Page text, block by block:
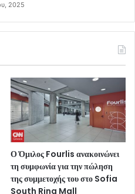
2025
Ο Όμιλος Fourlis ανακοινώνει
τη συμφωνία για την πώληση
της συμμετοχής του στο Sofia
South Ring Mall